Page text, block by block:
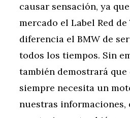
causar sensación, ya
mercado el Label Red de
diferencia el BMW de
todos los tiempos. Sin
también demostrará que
siempre necesita un
nuestras informaciones,